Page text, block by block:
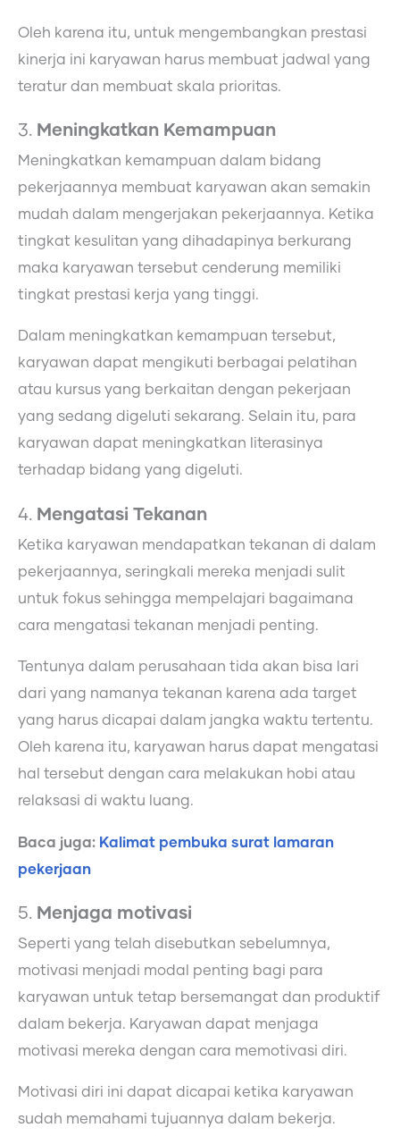
Oleh karena itu, untuk mengembangkan prestasi
kinerja ini karyawan harus membuat jadwal yang
teratur dan membuat skala prioritas.
3. Meningkatkan Kemampuan
Meningkatkan kemampuan dalam bidang
pekerjaannya membuat karyawan akan semakin
mudah dalam mengerjakan pekerjaannya. Ketika
tingkat kesulitan yang dihadapinya berkurang
maka karyawan tersebut cenderung memiliki
tingkat prestasi kerja yang tinggi.
Dalam meningkatkan kemampuan tersebut,
karyawan dapat mengikuti berbagai pelatihan
atau kursus yang berkaitan dengan pekerjaan
yang sedang digeluti sekarang. Selain itu, para
karyawan dapat meningkatkan literasinya
terhadap bidang yang digeluti.
4. Mengatasi Tekanan
Ketika karyawan mendapatkan tekanan di dalam
pekerjaannya, seringkali mereka menjadi sulit
untuk fokus sehingga mempelajari bagaimana
cara mengatasi tekanan menjadi penting.
Tentunya dalam perusahaan tida akan bisa lari
dari yang namanya tekanan karena ada target
yang harus dicapai dalam jangka waktu tertentu.
Oleh karena itu, karyawan harus dapat mengatasi
hal tersebut dengan cara melakukan hobi atau
relaksasi di waktu luang.
Baca juga: Kalimat pembuka surat lamaran
pekerjaan
5. Menjaga motivasi
Seperti yang telah disebutkan sebelumnya,
motivasi menjadi modal penting bagi para
karyawan untuk tetap bersemangat dan produktif
dalam bekerja. Karyawan dapat menjaga
motivasi mereka dengan cara memotivasi diri.
Motivasi diri ini dapat dicapai ketika karyawan
sudah memahami tujuannya dalam bekerja.